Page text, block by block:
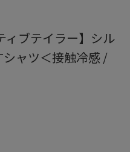
ィブテイラー】シル
ャツ＜接触冷感 /